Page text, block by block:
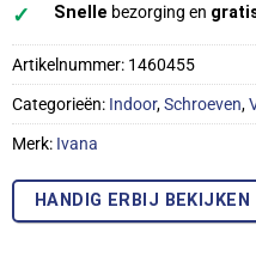
✓ Snelle bezorging en
Artikelnummer: 1460455
Categorieën: Indoor,Schroeven,
Merk: Ivana
HANDIG ERBIJ BEKIJKEN